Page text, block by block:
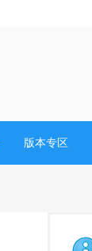
版本专区